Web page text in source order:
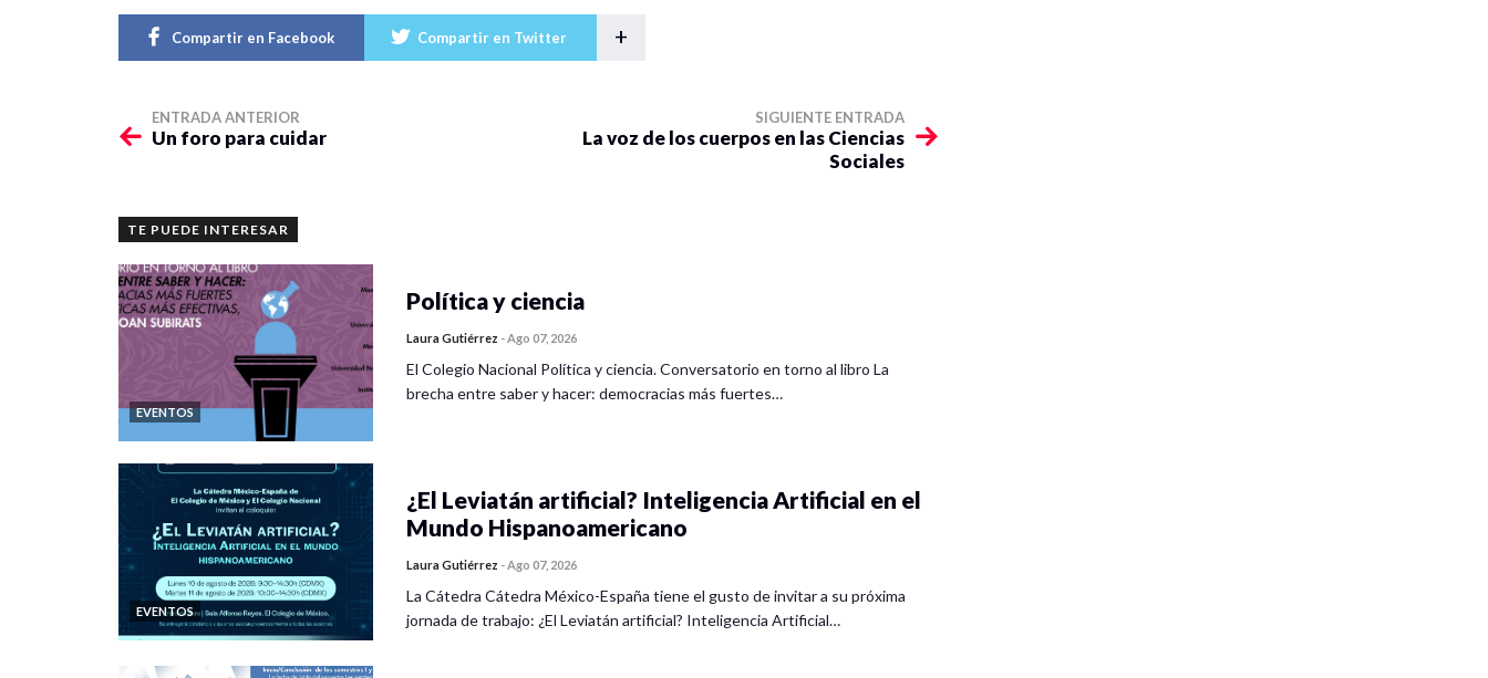
Compartir en Facebook Compartir en Twitter +
ENTRADA ANTERIOR
Un foro para cuidar
SIGUIENTE ENTRADA
La voz de los cuerpos en las Ciencias
Sociales
TE PUEDE INTERESAR
EVENTOS
Política y ciencia
Laura Gutiérrez - Ago 07, 2026
El Colegio Nacional Política y ciencia. Conversatorio en torno al libro La
brecha entre saber y hacer: democracias más fuertes…
EVENTOS
¿El Leviatán artificial? Inteligencia Artificial en el
Mundo Hispanoamericano
Laura Gutiérrez - Ago 07, 2026
La Cátedra Cátedra México-España tiene el gusto de invitar a su próxima
jornada de trabajo: ¿El Leviatán artificial? Inteligencia Artificial…